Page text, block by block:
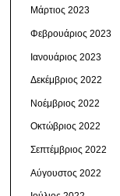
Μάρτιος 2023
Φεβρουάριος 2023
Ιανουάριος 2023
Δεκέμβριος 2022
Νοέμβριος 2022
Οκτώβριος 2022
Σεπτέμβριος 2022
Αύγουστος 2022